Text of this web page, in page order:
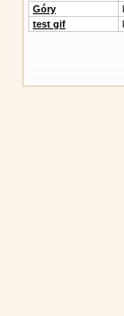
Góry
test gif